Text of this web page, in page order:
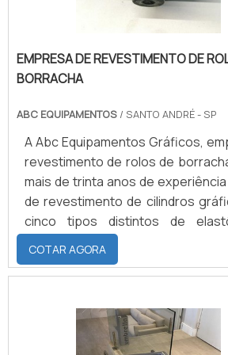
EMPRESA DE REVESTIMENTO DE
BORRACHA
ABC EQUIPAMENTOS / SANTO ANDRÉ - SP
A Abc Equipamentos Gráficos,
revestimento de rolos de
mais de trinta anos de
de revestimento de cilindros
cinco tipos distintos de
Borracha natural; Neoprene;
EPDM;
CADA TIPO DE
para cada tipo de serviço. Por
silicone é um elastômero mais
COTAR AGORA